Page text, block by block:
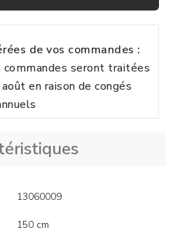
de vos commandes :
seront traitées
en raison de congés
13060009
150 cm